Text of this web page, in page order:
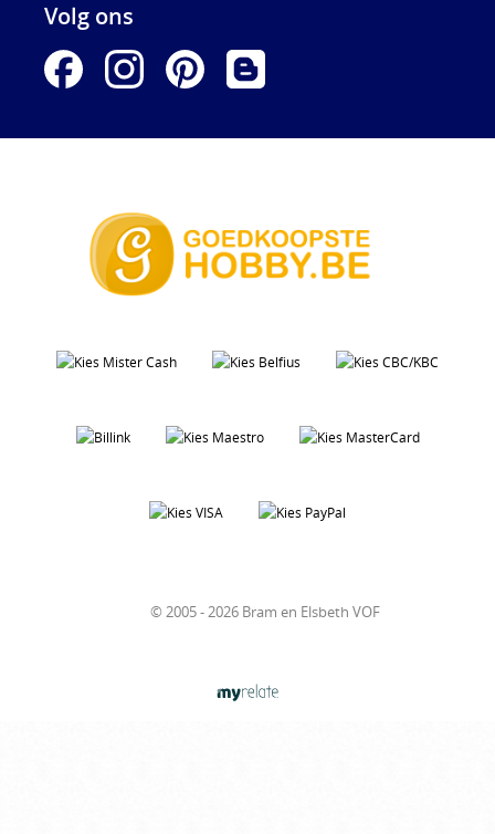
Volg ons
© 2005 - 2026 Bram en Elsbeth VOF